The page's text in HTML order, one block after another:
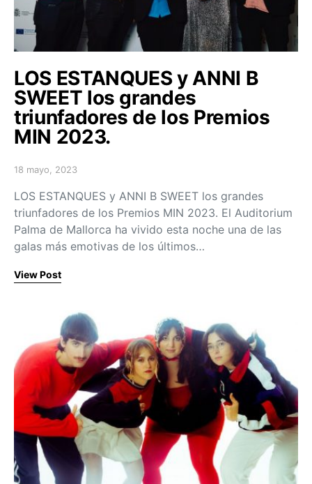
LOS ESTANQUES y ANNI B
SWEET los grandes
triunfadores de los Premios
MIN 2023.
Posted on
18 mayo, 2023
LOS ESTANQUES y ANNI B SWEET los grandes
triunfadores de los Premios MIN 2023. El Auditorium
Palma de Mallorca ha vivido esta noche una de las
galas más emotivas de los últimos…
View Post